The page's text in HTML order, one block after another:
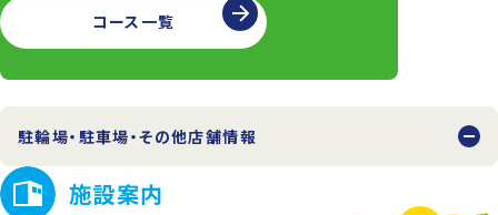
コース一覧
駐輪場・駐車場・その他店舗情報
施設案内